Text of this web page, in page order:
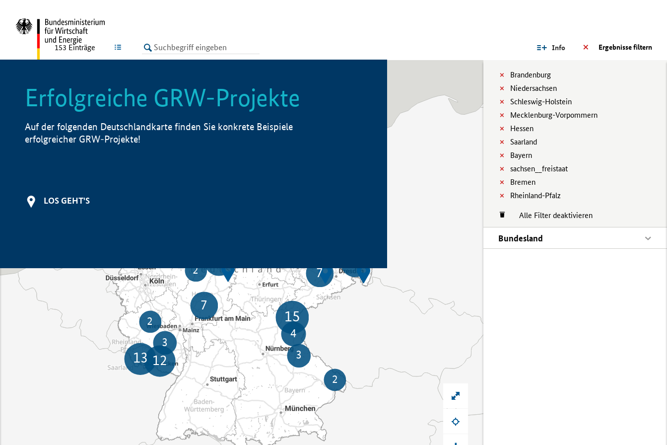
LISTE Ergebnisse filtern
Info
Brandenburg
Niedersachsen
Schleswig-Holstein
Mecklenburg-Vorpommern
Hessen
Saarland
Bayern
sachsen__freistaat
Bremen
Rheinland-Pfalz
Alle Filter deaktivieren
Bundesland
153 Einträge
Erfolgreiche GRW-Projekte
Auf der folgenden Deutschlandkarte finden Sie konkrete Beispiele
erfolgreicher GRW-Projekte!
LOS GEHT'S